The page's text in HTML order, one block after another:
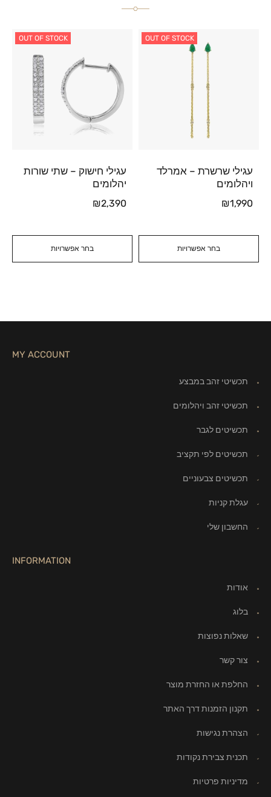
OUT OF STOCK
בחר אפשרויות
עגילי שרשרת – אמרלד
ויהלומים
₪1,990
OUT OF STOCK
בחר אפשרויות
עגילי חישוק – שתי שורות
יהלומים
₪2,390
MY ACCOUNT
תכשיטי זהב במבצע
תכשיטי זהב ויהלומים
תכשיטים לגבר
תכשיטים לפי תקציב
תכשיטים צבעוניים
עגלת קניות
החשבון שלי
INFORMATION
אודות
בלוג
שאלות נפוצות
צור קשר
החלפת או החזרת מוצר
תקנון הזמנות דרך האתר
הצהרת נגישות
תכנית צבירת נקודות
מדיניות פרטיות